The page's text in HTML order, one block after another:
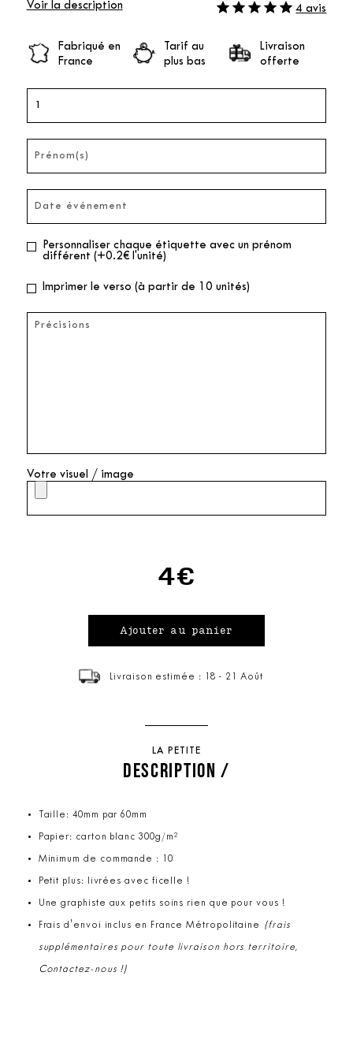
Voir la description 4 avis
Fabriqué en
France
Tarif au
plus bas
Livraison
offerte
Personnaliser chaque étiquette avec un prénom
différent (+0.2€ l'unité)
Imprimer le verso (à partir de 10 unités)
Votre visuel / image
4€
Livraison estimée : 18 - 21 Août
LA PETITE
DESCRIPTION /
Taille: 40mm par 60mm
Papier: carton blanc 300g/m²
Minimum de commande : 10
Petit plus: livrées avec ficelle !
Une graphiste aux petits soins rien que pour vous !
Frais d'envoi inclus en France Métropolitaine (frais
supplémentaires pour toute livraison hors territoire,
Contactez-nous !)